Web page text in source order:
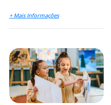
+ Mais Informações